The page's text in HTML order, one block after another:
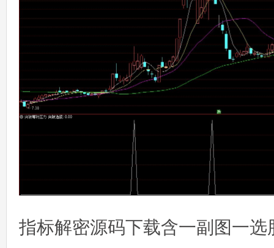
指标解密源码下载含一副图一